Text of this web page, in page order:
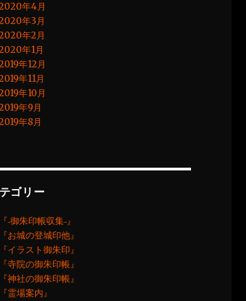
年4月
年3月
年2月
年1月
年12月
年11月
年10月
年9月
年8月
ゴリー
『‐御朱印帳収集‐』
『お城の登城印他』
『イラスト御朱印』
『寺院の御朱印帳』
『神社の御朱印帳』
『霊場案内』